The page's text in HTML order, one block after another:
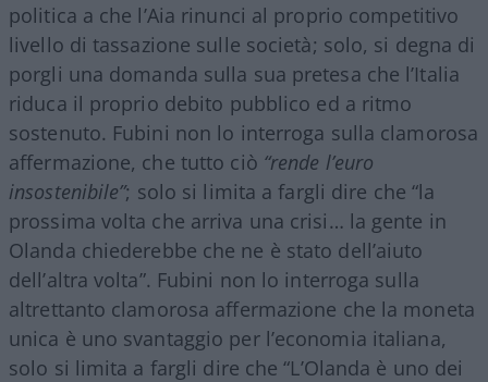
politica a che l’Aia rinunci al proprio competitivo
livello di tassazione sulle società; solo, si degna di
porgli una domanda sulla sua pretesa che l’Italia
riduca il proprio debito pubblico ed a ritmo
sostenuto. Fubini non lo interroga sulla clamorosa
affermazione, che tutto ciò “rende l’euro
insostenibile”; solo si limita a fargli dire che “la
prossima volta che arriva una crisi… la gente in
Olanda chiederebbe che ne è stato dell’aiuto
dell’altra volta”. Fubini non lo interroga sulla
altrettanto clamorosa affermazione che la moneta
unica è uno svantaggio per l’economia italiana,
solo si limita a fargli dire che “L’Olanda è uno dei